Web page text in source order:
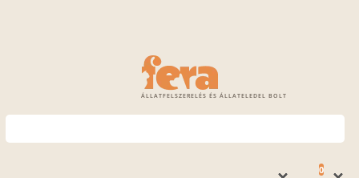
ÁLLATFELSZERELÉS ÉS ÁLLATELEDEL BOLT
0